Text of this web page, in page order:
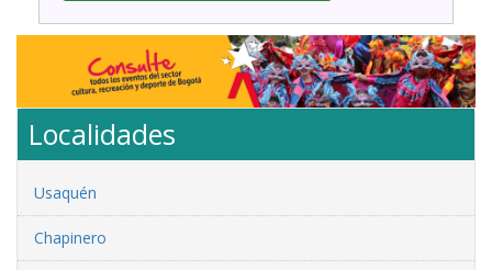
Localidades
Usaquén
Chapinero